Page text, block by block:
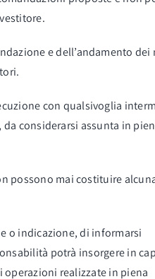
e dell’andamento dei
con qualsivoglia
considerarsi assunta in
possono mai costituire
o indicazione, di informarsi
potrà insorgere in
realizzate in piena